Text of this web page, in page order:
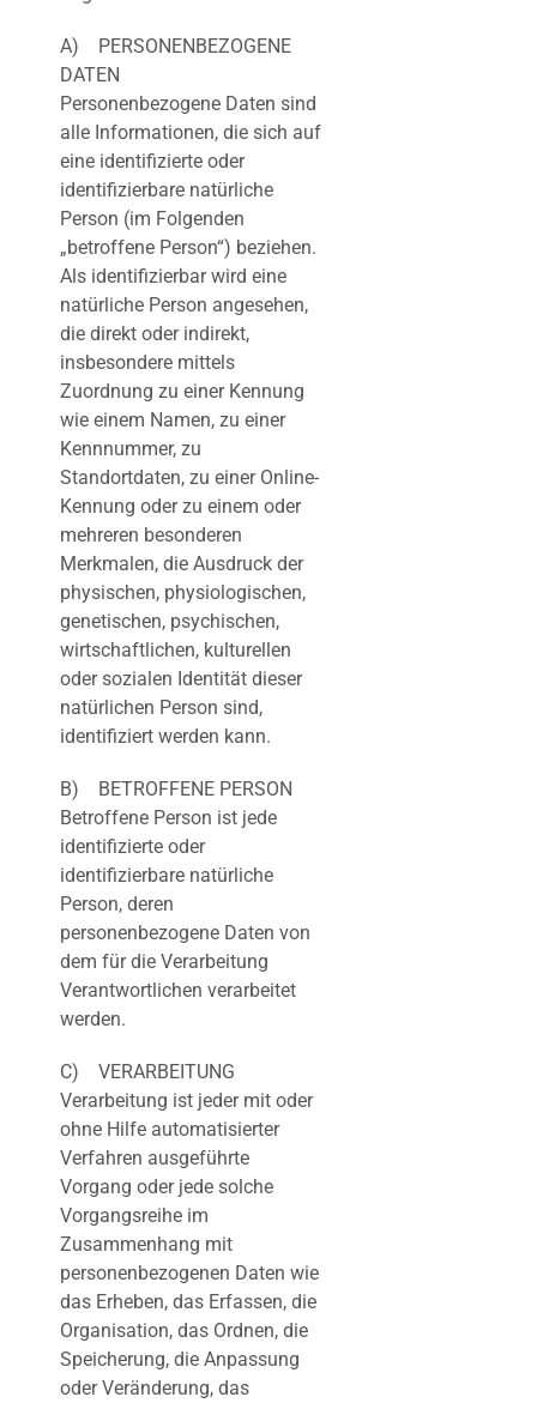
A) PERSONENBEZOGENE
DATEN
Personenbezogene Daten sind
alle Informationen, die sich auf
eine identifizierte oder
identifizierbare natürliche
Person (im Folgenden
„betroffene Person“) beziehen.
Als identifizierbar wird eine
natürliche Person angesehen,
die direkt oder indirekt,
insbesondere mittels
Zuordnung zu einer Kennung
wie einem Namen, zu einer
Kennnummer, zu
Standortdaten, zu einer Online-
Kennung oder zu einem oder
mehreren besonderen
Merkmalen, die Ausdruck der
physischen, physiologischen,
genetischen, psychischen,
wirtschaftlichen, kulturellen
oder sozialen Identität dieser
natürlichen Person sind,
identifiziert werden kann.
B) BETROFFENE PERSON
Betroffene Person ist jede
identifizierte oder
identifizierbare natürliche
Person, deren
personenbezogene Daten von
dem für die Verarbeitung
Verantwortlichen verarbeitet
werden.
C) VERARBEITUNG
Verarbeitung ist jeder mit oder
ohne Hilfe automatisierter
Verfahren ausgeführte
Vorgang oder jede solche
Vorgangsreihe im
Zusammenhang mit
personenbezogenen Daten wie
das Erheben, das Erfassen, die
Organisation, das Ordnen, die
Speicherung, die Anpassung
oder Veränderung, das